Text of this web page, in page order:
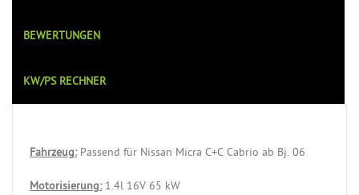
BEWERTUNGEN
KW/PS RECHNER
Fahrzeug:Passend für Nissan Micra C+C Cabrio ab Bj. 06
Motorisierung:1.4l 16V 65 kW